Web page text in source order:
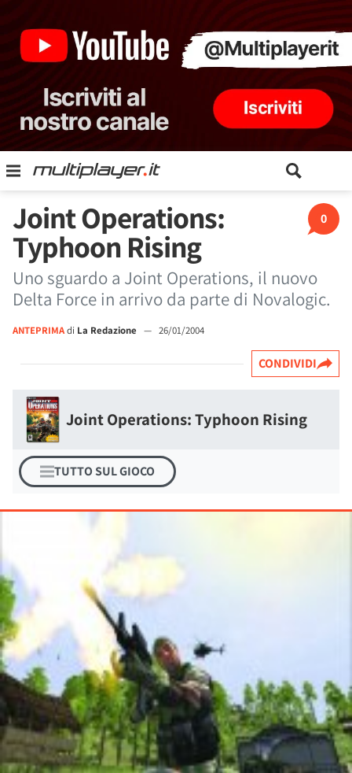
0
Joint Operations:
Typhoon Rising
Uno sguardo a Joint Operations, il nuovo
Delta Force in arrivo da parte di Novalogic.
ANTEPRIMAdi La Redazione — 26/01/2004
CONDIVIDI
Joint Operations: Typhoon Rising
TUTTO SUL GIOCO